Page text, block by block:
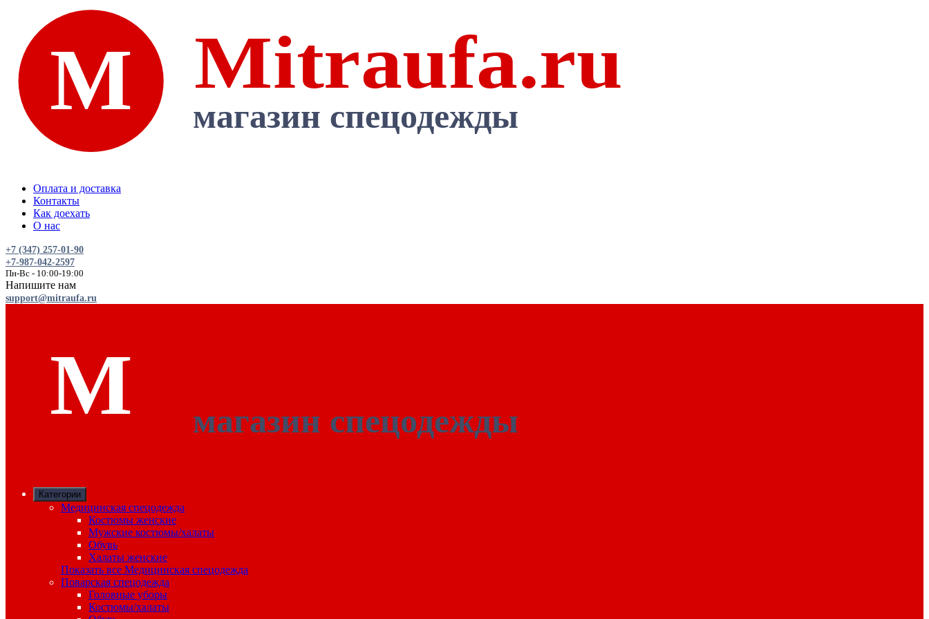
Оплата и доставка
Контакты
Как доехать
О нас
+7 (347) 257-01-90
+7-987-042-2597
Пн-Вс - 10:00-19:00
Напишите нам
support@mitraufa.ru
Категории
Медицинская спецодежда
Костюмы женские
Мужские костюмы/халаты
Обувь
Халаты женские
Показать все Медицинская спецодежда
Поварская спецодежда
Головные уборы
Костюмы/халаты